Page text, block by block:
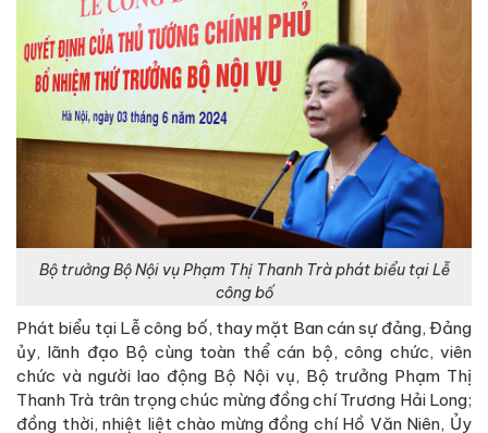
Bộ trưởng Bộ Nội vụ Phạm Thị Thanh Trà phát biểu tại Lễ
công bố
Phát biểu tại Lễ công bố, thay mặt Ban cán sự đảng, Đảng
ủy, lãnh đạo Bộ cùng toàn thể cán bộ, công chức, viên
chức và người lao động Bộ Nội vụ, Bộ trưởng Phạm Thị
Thanh Trà trân trọng chúc mừng đồng chí Trương Hải Long;
đồng thời, nhiệt liệt chào mừng đồng chí Hồ Văn Niên, Ủy